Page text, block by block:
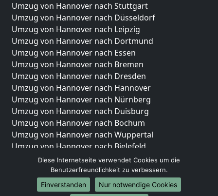
Umzug von Hannover nach Stuttgart
Umzug von Hannover nach Düsseldorf
Umzug von Hannover nach Leipzig
Umzug von Hannover nach Dortmund
Umzug von Hannover nach Essen
Umzug von Hannover nach Bremen
Umzug von Hannover nach Dresden
Umzug von Hannover nach Hannover
Umzug von Hannover nach Nürnberg
Umzug von Hannover nach Duisburg
Umzug von Hannover nach Bochum
Umzug von Hannover nach Wuppertal
Umzug von Hannover nach Bielefeld
Umzug von Hannover nach Bonn
Umzug von Hannover nach Münster
Internationale-Umzüge
Diese Internetseite verwendet Cookies um die
Benutzerfreundlichkeit zu verbessern.
Einverstanden
Nur notwendige Cookies